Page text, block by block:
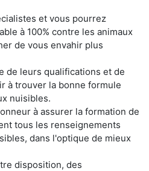
et vous pourrez
à 100% contre les animaux
de vous envahir plus
de leurs qualifications et de
à trouver la bonne formule
nuisibles.
à assurer la formation de
tous les renseignements
dans l'optique de mieux
disposition, des